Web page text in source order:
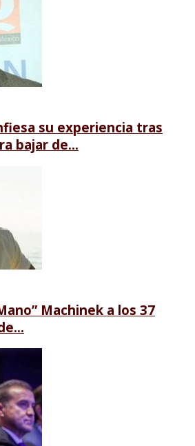
su experiencia tras
bajar de...
Machinek a los 37